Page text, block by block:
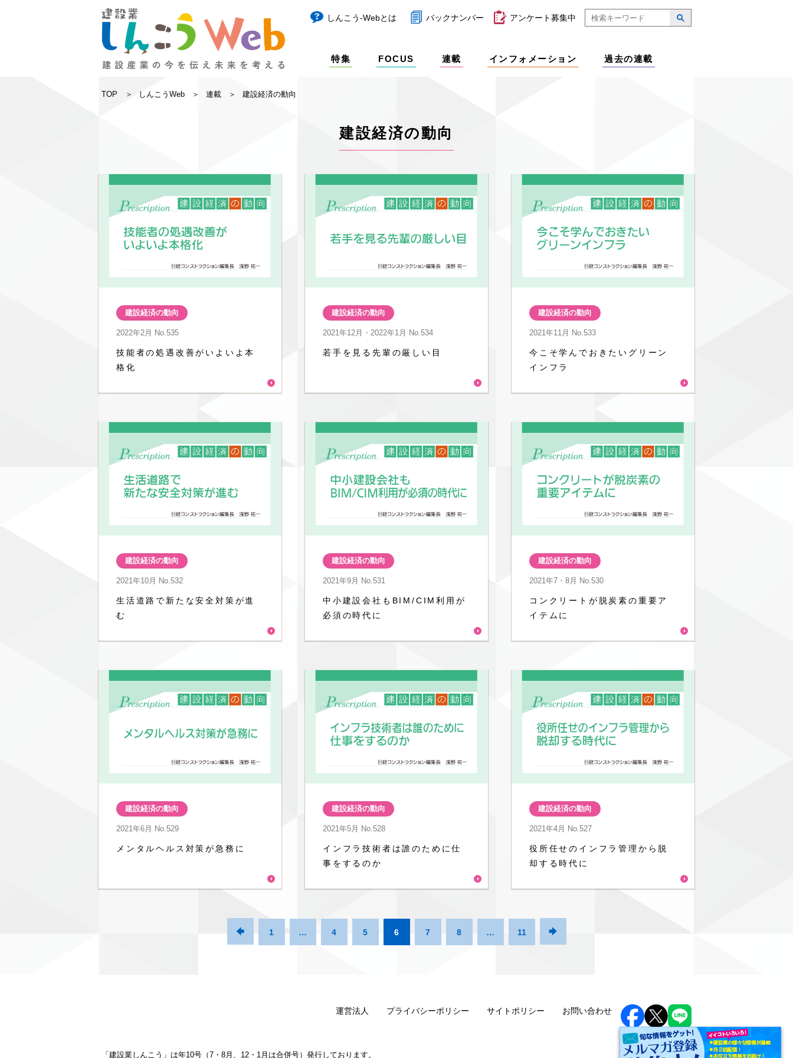
しんこう-Webとは バックナンバー アンケート募集中
特集 FOCUS 連載 インフォメーション 過去の連載
TOP しんこうWeb 連載 建設経済の動向
建設経済の動向
建設経済の動向
2022年2月 No.535
技能者の処遇改善がいよいよ本
格化
建設経済の動向
2021年12月・2022年1月 No.534
若手を見る先輩の厳しい目
建設経済の動向
2021年11月 No.533
今こそ学んでおきたいグリーン
インフラ
建設経済の動向
2021年10月 No.532
生活道路で新たな安全対策が進
む
建設経済の動向
2021年9月 No.531
中小建設会社もBIM/CIM利用が
必須の時代に
建設経済の動向
2021年7・8月 No.530
コンクリートが脱炭素の重要ア
イテムに
建設経済の動向
2021年6月 No.529
メンタルヘルス対策が急務に
建設経済の動向
2021年5月 No.528
インフラ技術者は誰のために仕
事をするのか
建設経済の動向
2021年4月 No.527
役所任せのインフラ管理から脱
却する時代に
 1 … 4 5 6 7 8 … 11 
運営法人 プライバシーポリシー サイトポリシー お問い合わせ
「建設業しんこう」は年10号（7・8月、12・1月は合併号）発行しております。